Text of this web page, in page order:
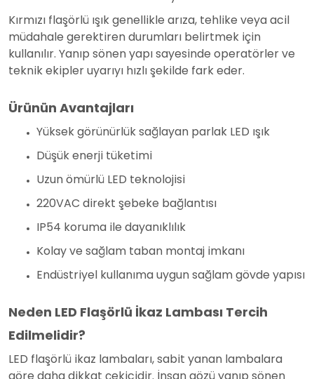
Kırmızı flaşörlü ışık genellikle arıza, tehlike veya acil
müdahale gerektiren durumları belirtmek için
kullanılır. Yanıp sönen yapı sayesinde operatörler ve
teknik ekipler uyarıyı hızlı şekilde fark eder.
Ürünün Avantajları
Yüksek görünürlük sağlayan parlak LED ışık
Düşük enerji tüketimi
Uzun ömürlü LED teknolojisi
220VAC direkt şebeke bağlantısı
IP54 koruma ile dayanıklılık
Kolay ve sağlam taban montaj imkanı
Endüstriyel kullanıma uygun sağlam gövde yapısı
Neden LED Flaşörlü İkaz Lambası Tercih
Edilmelidir?
LED flaşörlü ikaz lambaları, sabit yanan lambalara
göre daha dikkat çekicidir. İnsan gözü yanıp sönen